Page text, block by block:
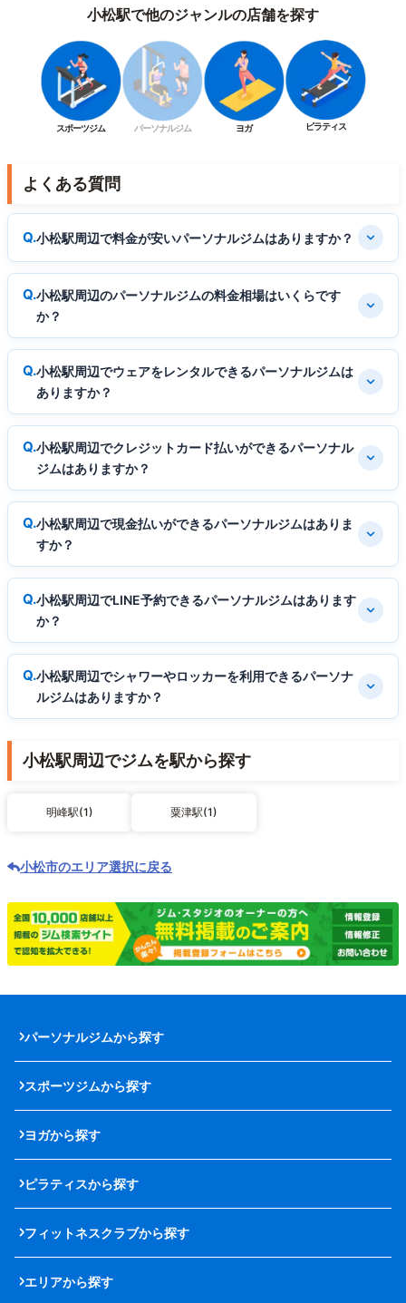
小松駅で他のジャンルの店舗を探す
スポーツジム パーソナルジム ヨガ ピラティス
よくある質問
小松駅周辺で料金が安いパーソナルジムはありますか？
小松駅周辺のパーソナルジムの料金相場はいくらです
か？
小松駅周辺でウェアをレンタルできるパーソナルジムは
ありますか？
小松駅周辺でクレジットカード払いができるパーソナル
ジムはありますか？
小松駅周辺で現金払いができるパーソナルジムはありま
すか？
小松駅周辺でLINE予約できるパーソナルジムはあります
か？
小松駅周辺でシャワーやロッカーを利用できるパーソナ
ルジムはありますか？
小松駅周辺でジムを駅から探す
明峰駅(1) 粟津駅(1)
小松市のエリア選択に戻る
パーソナルジムから探す
スポーツジムから探す
ヨガから探す
ピラティスから探す
フィットネスクラブから探す
エリアから探す